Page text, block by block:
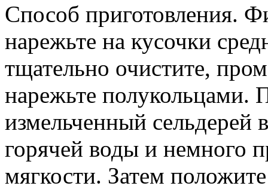
Способ приготовления.
нарежьте на кусочки
тщательно очистите,
нарежьте полукольцами.
измельченный сельдерей
горячей воды и немного
мягкости. Затем